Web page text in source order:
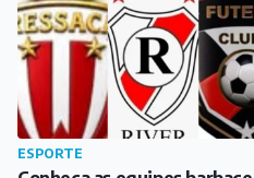
REGIÃO
Projeto Cidades
seguros para municípios em